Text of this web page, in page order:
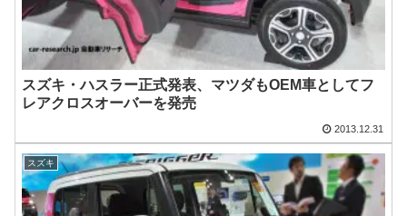
スズキ・ハスラー正式発表、マツダもOEM車としてフ
レアクロスオーバーを発売
2013.12.31
スズキ